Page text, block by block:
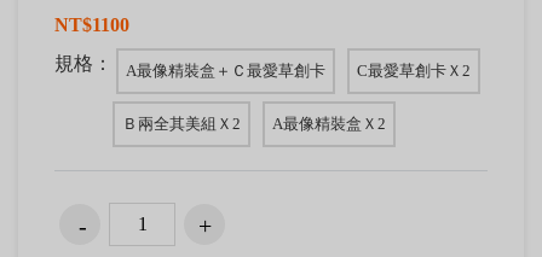
NT$1100
規格：
A最像精裝盒＋Ｃ最愛草創卡 C最愛草創卡Ｘ2
Ｂ兩全其美組Ｘ2 A最像精裝盒Ｘ2